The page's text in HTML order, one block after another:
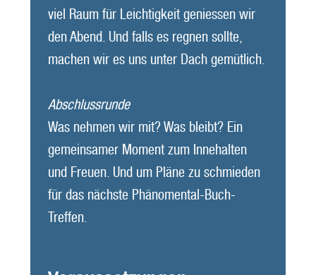
viel Raum für Leichtigkeit geniessen wir
den Abend. Und falls es regnen sollte,
machen wir es uns unter Dach gemütlich.
Abschlussrunde
Was nehmen wir mit? Was bleibt? Ein
gemeinsamer Moment zum Innehalten
und Freuen. Und um Pläne zu schmieden
für das nächste Phänomental-Buch-
Treffen.